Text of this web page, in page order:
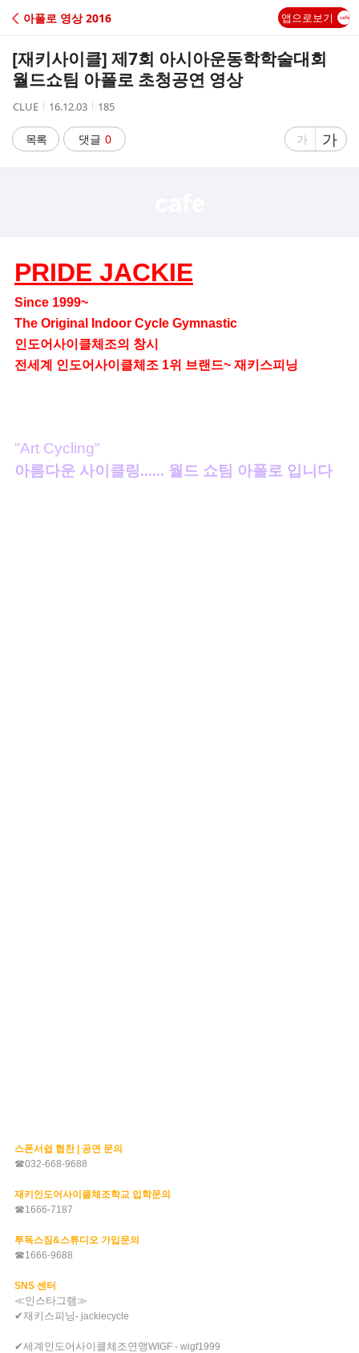
C
A
아폴로 영상 2016 앱으로보기
[재키사이클] 제7회 아시아운동학학술대회
월드쇼팀 아폴로 초청공연 영상
작
자
CLUE
작
시
간
16.12.03
조
수
185
목록 댓글 0
글
가
글
자
가
PRIDE JACKIE
Since 1999~
The Original Indoor Cycle Gymnastic
인도어사이클체조의 창시
전세계 인도어사이클체조 1위 브랜드~ 재키스피닝
"Art Cycling"
아름다운 사이클링...... 월드 쇼팀 아폴로 입니다
스폰서쉽 협찬 | 공연 문의
☎032-668-9688
재키인도어사이클체조학교 입학문의
☎1666-7187
투독스짐&스튜디오 가입문의
☎1666-9688
SNS 센터
≪인스타그램≫
✔재키스피닝- jackiecycle
✔세계인도어사이클체조연맹WIGF - wigf1999